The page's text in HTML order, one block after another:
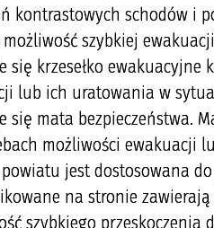
kontrastowych schodów i
szybkiej
krzesełko ewakuacyjne
lub ich uratowania w
się mata bezpieczeństwa.
możliwości ewakuacji
jest dostosowana
na stronie
szybkiego